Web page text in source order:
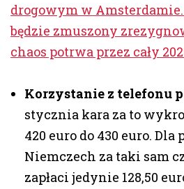
drogowym w
będzie zmuszony
chaos potrwa przez cały
Korzystanie z telefonu
stycznia kara za to
420 euro do 430 euro.
Niemczech za taki sam
zapłaci jedynie 128,50